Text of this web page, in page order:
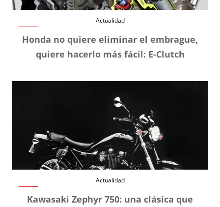
Actualidad
Honda no quiere eliminar el embrague,
quiere hacerlo más fácil: E-Clutch
Actualidad
Kawasaki Zephyr 750: una clásica que